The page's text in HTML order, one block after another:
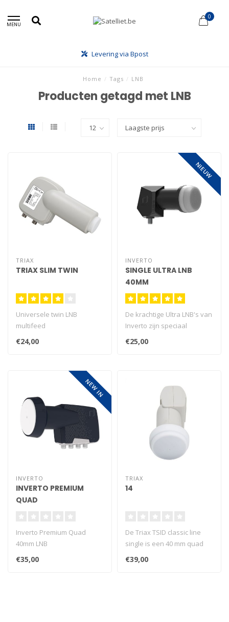
MENU
0
Levering via Bpost
Home / Tags / LNB
Producten getagd met LNB
TRIAX
TRIAX SLIM TWIN
Universele twin LNB
multifeed
€24,00
NIEUW
INVERTO
SINGLE ULTRA LNB
40MM
De krachtige Ultra LNB's van
Inverto zijn speciaal
ontworpen om te kunnen
werken..
€25,00
NEW IN
INVERTO
INVERTO PREMIUM
QUAD
Inverto Premium Quad
40mm LNB
€35,00
TRIAX
14
De Triax TSID classic line
single is een 40 mm quad
LNB van Triax met 4
uitgange..
€39,00